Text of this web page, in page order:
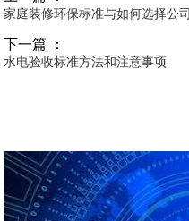
家庭装修环保标准与如何选择公司
下一篇 ：
水电验收标准方法和注意事项